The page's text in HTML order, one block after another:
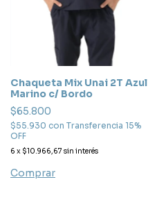
Chaqueta Mix Unai 2T Azul
Marino c/ Bordo
$65.800
$55.930 con Transferencia 15%
OFF
6 x $10.966,67 sin interés
Comprar